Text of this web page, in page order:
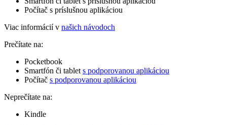
Počítač s príslušnou aplikáciou
Viac informácií v našich návodoch
Prečítate na:
Pocketbook
Smartfón či tablet s podporovanou aplikáciou
Počítač s podporovanou aplikáciou
Neprečítate na:
Kindle